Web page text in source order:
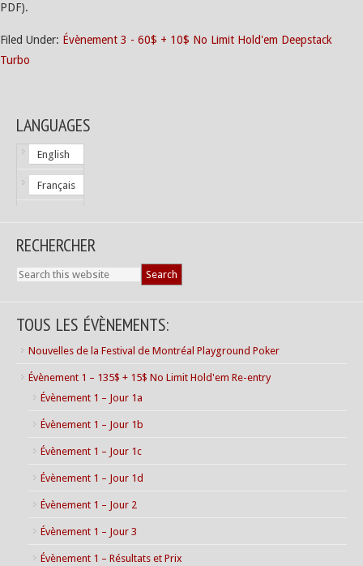
PDF).
Filed Under: Évènement 3 - 60$ + 10$ No Limit Hold'em Deepstack
Turbo
LANGUAGES
English
Français
RECHERCHER
TOUS LES ÉVÈNEMENTS:
Nouvelles de la Festival de Montréal Playground Poker
Évènement 1 – 135$ + 15$ No Limit Hold'em Re-entry
Évènement 1 – Jour 1a
Évènement 1 – Jour 1b
Évènement 1 – Jour 1c
Évènement 1 – Jour 1d
Évènement 1 – Jour 2
Évènement 1 – Jour 3
Évènement 1 – Résultats et Prix